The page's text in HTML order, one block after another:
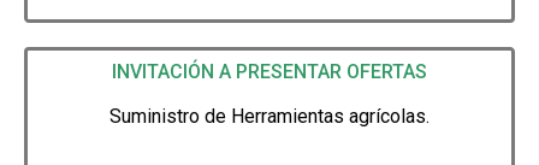
INVITACIÓN A PRESENTAR OFERTAS
Suministro de Herramientas agrícolas.